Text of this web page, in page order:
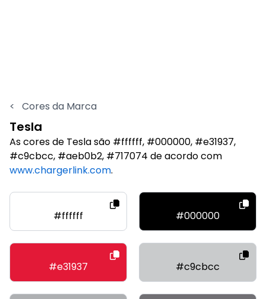
< Cores da Marca
Tesla
As cores de Tesla são #ffffff, #000000, #e31937,
#c9cbcc, #aeb0b2, #717074 de acordo com
www.chargerlink.com.
#ffffff #000000
#e31937 #c9cbcc